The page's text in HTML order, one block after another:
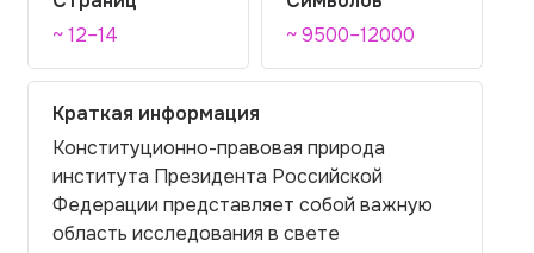
~ 12–14
~ 9500–12000
Краткая информация
Конституционно-правовая природа
института Президента Российской
Федерации представляет собой важную
область исследования в свете